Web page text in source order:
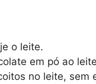
o leite.
em pó ao
no leite, sem